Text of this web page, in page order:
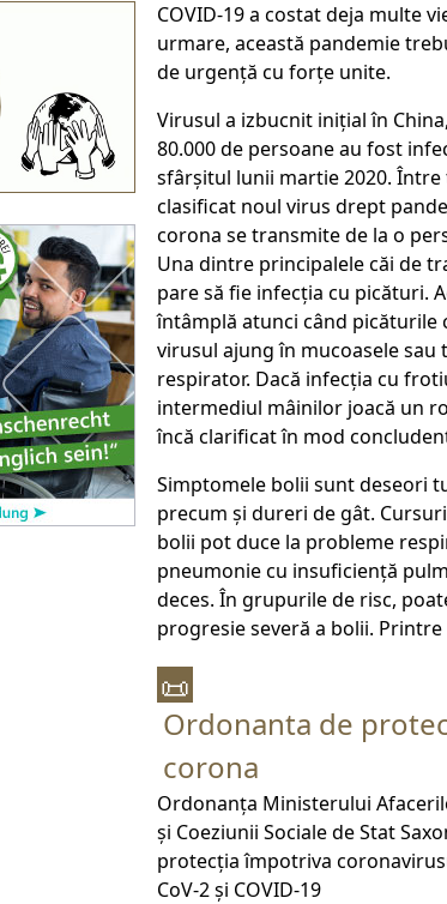
COVID-19 a costat deja multe
urmare, această pandemie
de urgență cu forțe unite.
Virusul a izbucnit inițial în
80.000 de persoane au fost
sfârșitul lunii martie 2020. Între
clasificat noul virus drept
corona se transmite de la o
Una dintre principalele căi de
pare să fie infecția cu picături.
întâmplă atunci când picăturile
virusul ajung în mucoasele sau
respirator. Dacă infecția cu
intermediul mâinilor joacă un
încă clarificat în mod
Simptomele bolii sunt deseori
precum și dureri de gât.
bolii pot duce la probleme
pneumonie cu insuficiență
deces. În grupurile de risc,
progresie severă a bolii.
📜
Ordonanta de
corona
Ordonanța Ministerului
și Coeziunii Sociale de Stat
protecția împotriva
CoV-2 și COVID-19